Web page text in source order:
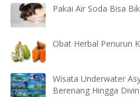
Pakai Air Soda Bisa
Obat Herbal Penurun
Wisata Underwater
Berenang Hingga